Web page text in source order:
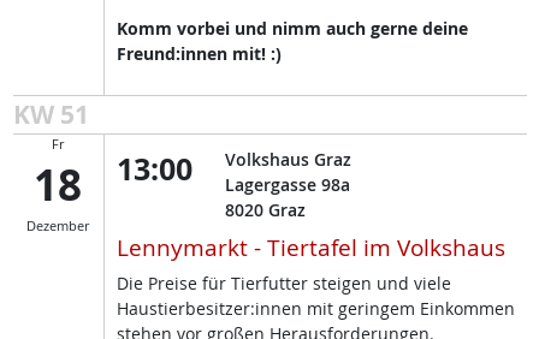
Komm vorbei und nimm auch gerne deine
Freund:innen mit! :)
KW 51
Fr
18
Dezember
13:00
Volkshaus Graz
Lagergasse 98a
8020 Graz
Lennymarkt - Tiertafel im Volkshaus
Die Preise für Tierfutter steigen und viele
Haustierbesitzer:innen mit geringem Einkommen
stehen vor großen Herausforderungen.